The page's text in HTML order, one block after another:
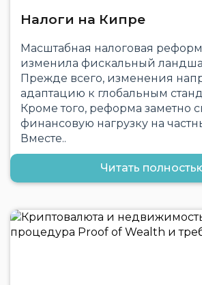
Налоги на Кипре
Масштабная налоговая
изменила фискальный
Прежде всего, изменения
адаптацию к глобальным
Кроме того, реформа заметно
финансовую нагрузку на
Вместе..
Читать